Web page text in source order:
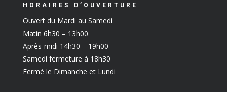
HORAIRES D’OUVERTURE
Ouvert du Mardi au Samedi
Matin 6h30 – 13h00
Après-midi 14h30 – 19h00
Samedi fermeture à 18h30
Fermé le Dimanche et Lundi